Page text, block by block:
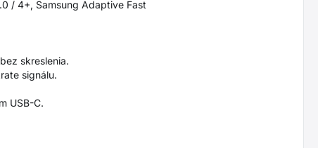
/ 4+, Samsung Adaptive Fast
skreslenia.
signálu.
USB-C.